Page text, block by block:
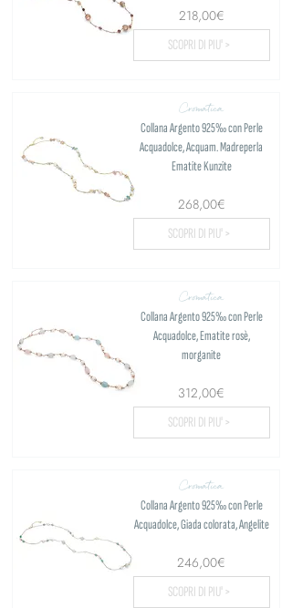
218,00€
SCOPRI DI PIU' >
Cromatica
Collana Argento 925‰ con Perle
Acquadolce, Acquam. Madreperla
Ematite Kunzite
268,00€
SCOPRI DI PIU' >
Cromatica
Collana Argento 925‰ con Perle
Acquadolce, Ematite rosè,
morganite
312,00€
SCOPRI DI PIU' >
Cromatica
Collana Argento 925‰ con Perle
Acquadolce, Giada colorata, Angelite
246,00€
SCOPRI DI PIU' >